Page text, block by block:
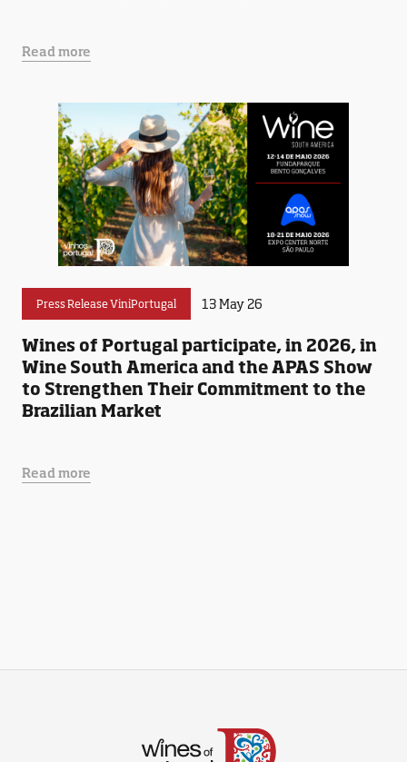
Read more
Press Release ViniPortugal 13 May 26
Wines of Portugal participate, in 2026, in
Wine South America and the APAS Show
to Strengthen Their Commitment to the
Brazilian Market
Read more